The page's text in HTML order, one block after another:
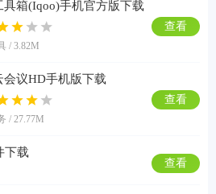
具箱(Iqoo)手机官方版下载
/ 3.82M
查看
会议HD手机版下载
/ 27.77M
查看
下载
查看